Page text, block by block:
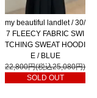
my beautiful landlet / 30/
7 FLEECY FABRIC SWI
TCHING SWEAT HOODI
E / BLUE
22,800円(税込25,080円)
SOLD OUT